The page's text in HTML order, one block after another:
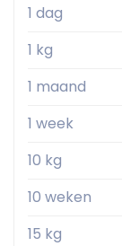
1 dag
1 kg
1 maand
1 week
10 kg
10 weken
15 kg